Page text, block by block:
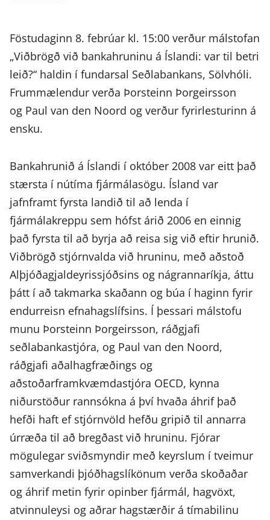
Föstudaginn 8. febrúar kl. 15:00 verður málstofan
„Viðbrögð við bankahruninu á Íslandi: var til betri
leið?“ haldin í fundarsal Seðlabankans, Sölvhóli.
Frummælendur verða Þorsteinn Þorgeirsson
og Paul van den Noord og verður fyrirlesturinn á
ensku.
Bankahrunið á Íslandi í október 2008 var eitt það
stærsta í nútíma fjármálasögu. Ísland var
jafnframt fyrsta landið til að lenda í
fjármálakreppu sem hófst árið 2006 en einnig
það fyrsta til að byrja að reisa sig við eftir hrunið.
Viðbrögð stjórnvalda við hruninu, með aðstoð
Alþjóðagjaldeyrissjóðsins og nágrannaríkja, áttu
þátt í að takmarka skaðann og búa í haginn fyrir
endurreisn efnahagslífsins. Í þessari málstofu
munu Þorsteinn Þorgeirsson, ráðgjafi
seðlabankastjóra, og Paul van den Noord,
ráðgjafi aðalhagfræðings og
aðstoðarframkvæmdastjóra OECD, kynna
niðurstöður rannsókna á því hvaða áhrif það
hefði haft ef stjórnvöld hefðu gripið til annarra
úrræða til að bregðast við hruninu. Fjórar
mögulegar sviðsmyndir með keyrslum í tveimur
samverkandi þjóðhagslíkönum verða skoðaðar
og áhrif metin fyrir opinber fjármál, hagvöxt,
atvinnuleysi og aðrar hagstærðir á tímabilinu